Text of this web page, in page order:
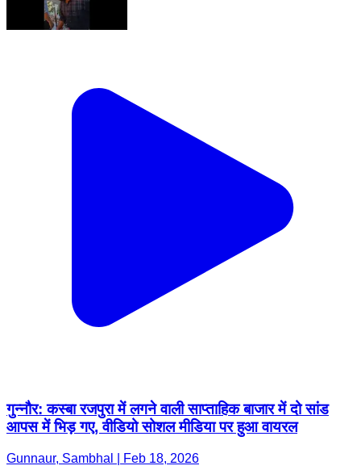
गुन्नौर: कस्बा रजपुरा में लगने वाली साप्ताहिक बाजार में दो सांड
आपस में भिड़ गए, वीडियो सोशल मीडिया पर हुआ वायरल
Gunnaur, Sambhal | Feb 18, 2026